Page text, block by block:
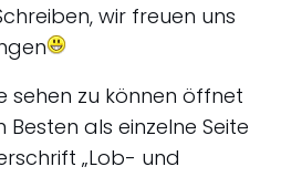
wir freuen uns
sehen zu können öffnet
als einzelne Seite
„Lob- und